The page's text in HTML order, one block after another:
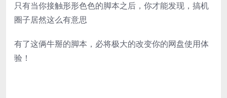
只有当你接触形形色色的脚本之后，你才能发现，搞机
圈子居然这么有意思
有了这俩牛掰的脚本，必将极大的改变你的网盘使用体
验！